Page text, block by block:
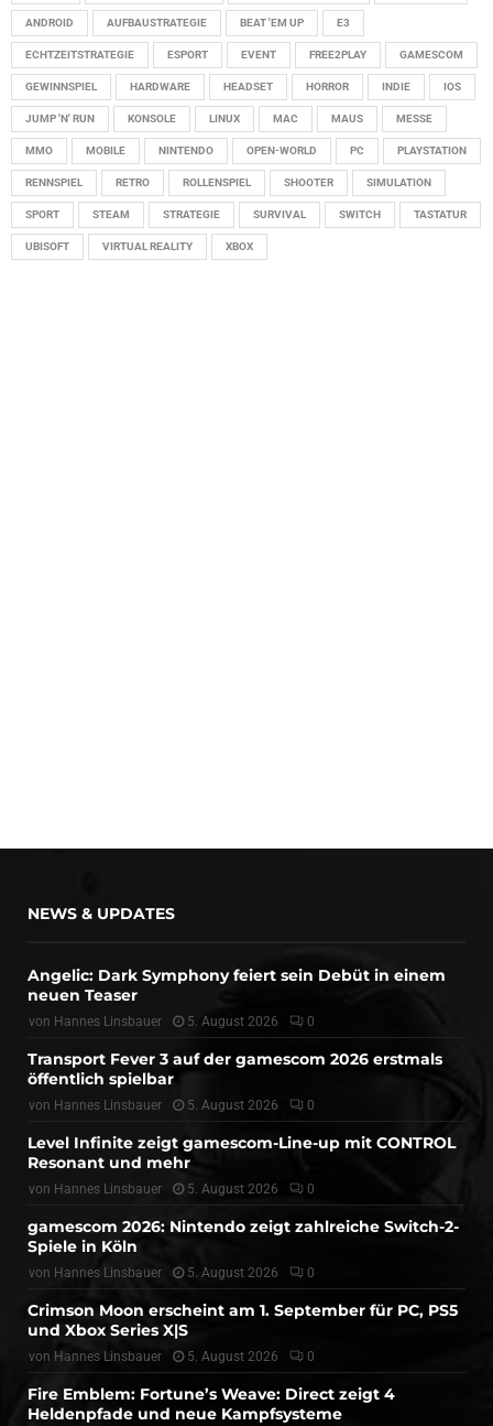
ANDROID AUFBAUSTRATEGIE BEAT 'EM UP E3
ECHTZEITSTRATEGIE ESPORT EVENT FREE2PLAY GAMESCOM
GEWINNSPIEL HARDWARE HEADSET HORROR INDIE IOS
JUMP 'N' RUN KONSOLE LINUX MAC MAUS MESSE
MMO MOBILE NINTENDO OPEN-WORLD PC PLAYSTATION
RENNSPIEL RETRO ROLLENSPIEL SHOOTER SIMULATION
SPORT STEAM STRATEGIE SURVIVAL SWITCH TASTATUR
UBISOFT VIRTUAL REALITY XBOX
NEWS & UPDATES
Angelic: Dark Symphony feiert sein Debüt in einem
neuen Teaser
von Hannes Linsbauer 5. August 2026 0
Transport Fever 3 auf der gamescom 2026 erstmals
öffentlich spielbar
von Hannes Linsbauer 5. August 2026 0
Level Infinite zeigt gamescom-Line-up mit CONTROL
Resonant und mehr
von Hannes Linsbauer 5. August 2026 0
gamescom 2026: Nintendo zeigt zahlreiche Switch-2-
Spiele in Köln
von Hannes Linsbauer 5. August 2026 0
Crimson Moon erscheint am 1. September für PC, PS5
und Xbox Series X|S
von Hannes Linsbauer 5. August 2026 0
Fire Emblem: Fortune’s Weave: Direct zeigt 4
Heldenpfade und neue Kampfsysteme